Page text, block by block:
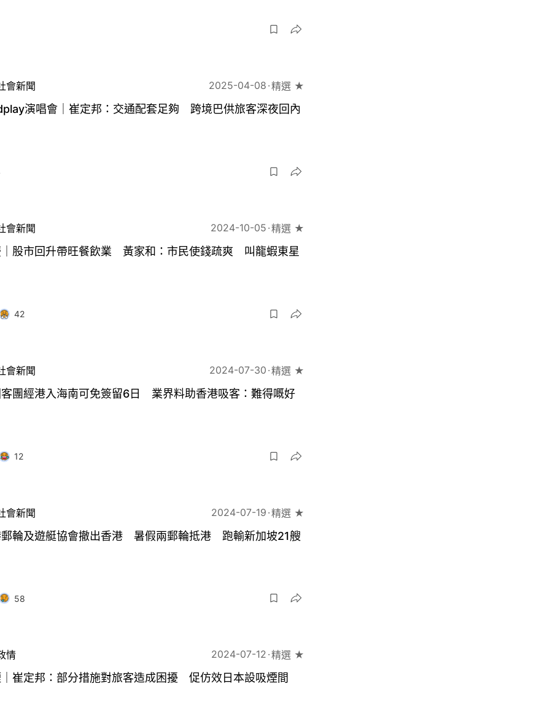
會新聞 2025-04-08 精選 ★
演唱會｜崔定邦：交通配套足夠 跨境巴供旅客深夜回內
會新聞 2024-10-05 精選 ★
股市回升帶旺餐飲業 黃家和：市民使錢疏爽 叫龍蝦東星
42
會新聞 2024-07-30 精選 ★
團經港入海南可免簽留6日 業界料助香港吸客：難得嘅好
12
會新聞 2024-07-19 精選 ★
輪及遊艇協會撤出香港 暑假兩郵輪抵港 跑輸新加坡21艘
58
情 2024-07-12 精選 ★
崔定邦：部分措施對旅客造成困擾 促仿效日本設吸煙間